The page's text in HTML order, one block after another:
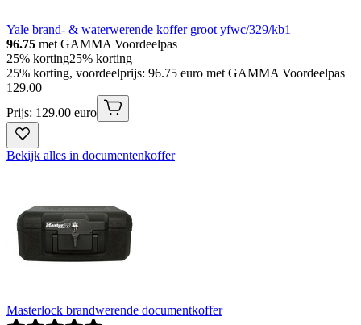
Yale brand- & waterwerende koffer groot yfwc/329/kb1
96.75 met GAMMA Voordeelpas
25% korting25% korting
25% korting, voordeelprijs: 96.75 euro met GAMMA Voordeelpas
129.00
Prijs: 129.00 euro
Bekijk alles in documentenkoffer
Masterlock brandwerende documentkoffer